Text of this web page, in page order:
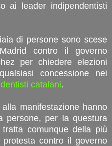
ai leader indipendentisti
di persone sono scese
contro il governo
per chiedere elezioni
concessione nei
catalani.
manifestazione hanno
persone, per la questura
comunque della più
contro il governo